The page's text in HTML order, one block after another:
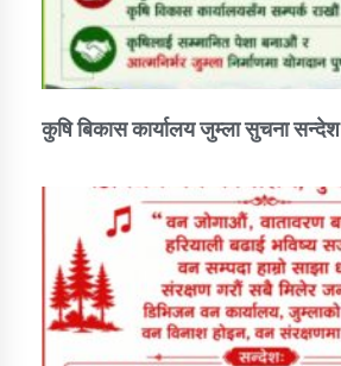
कुषि बिकास कार्यालय जुम्ला सुचना सन्देश